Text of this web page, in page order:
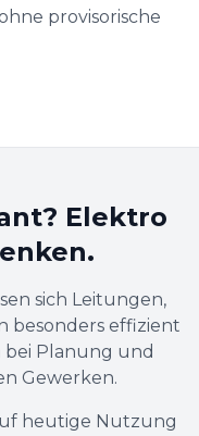
provisorische
Elektro
sich Leitungen,
besonders effizient
Planung und
Gewerken.
heutige Nutzung